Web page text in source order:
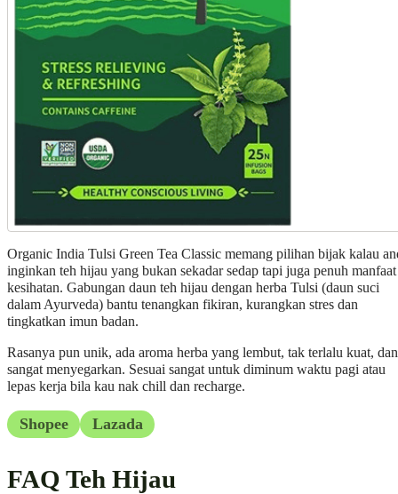
Organic India Tulsi Green Tea Classic memang pilihan bijak kalau
inginkan teh hijau yang bukan sekadar sedap tapi juga penuh manfaat
kesihatan. Gabungan daun teh hijau dengan herba Tulsi (daun suci
dalam Ayurveda) bantu tenangkan fikiran, kurangkan stres dan
tingkatkan imun badan.
Rasanya pun unik, ada aroma herba yang lembut, tak terlalu kuat, dan
sangat menyegarkan. Sesuai sangat untuk diminum waktu pagi atau
lepas kerja bila kau nak chill dan recharge.
Shopee Lazada
FAQ Teh Hijau